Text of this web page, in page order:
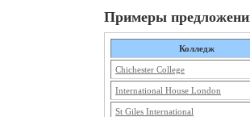
Примеры
Колледж
Chichester College
International House London
St Giles International